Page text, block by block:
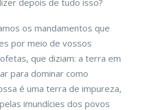
depois de tudo isso?
os mandamentos que
por meio de vossos
que diziam: a terra em
para dominar como
é uma terra de impureza,
imundícies dos povos